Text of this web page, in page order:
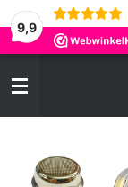
9,9